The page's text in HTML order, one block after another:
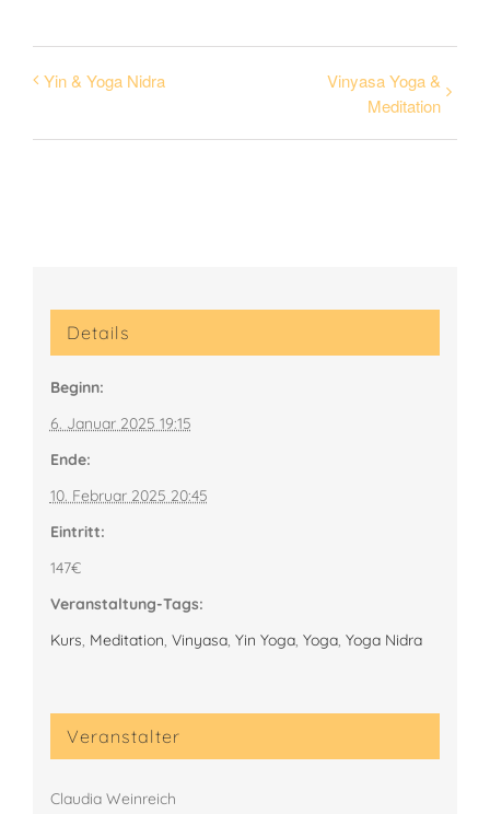
Yin & Yoga Nidra
Vinyasa Yoga &
Meditation
Details
Beginn:
6. Januar 2025 19:15
Ende:
10. Februar 2025 20:45
Eintritt:
147€
Veranstaltung-Tags:
Kurs, Meditation, Vinyasa, Yin Yoga, Yoga, Yoga Nidra
Veranstalter
Claudia Weinreich